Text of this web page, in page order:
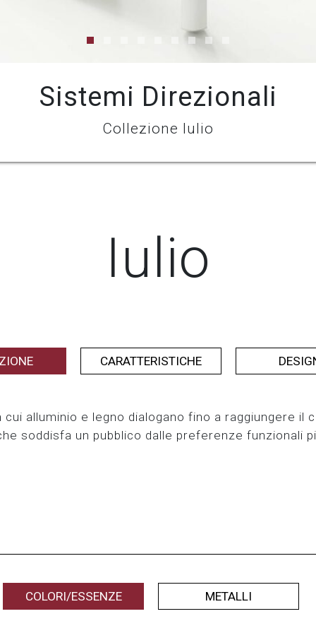
Sistemi Direzionali
Collezione Iulio
Sistemi Direzionali
Collezione Iulio
Iulio
CARATTERISTICHE
cui alluminio e legno dialogano fino a raggiungere il
soddisfa un pubblico dalle preferenze funzionali
COLORI/ESSENZE METALLI